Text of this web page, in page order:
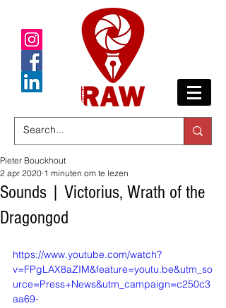
Sounds | Victorius, Wrath of the
Dragongod
Pieter Bouckhout
2 apr 2020 1 minuten om te lezen
https://www.youtube.com/watch?
v=FPgLAX8aZIM&feature=youtu.be&utm_so
urce=Press+News&utm_campaign=c250c3
aa69-